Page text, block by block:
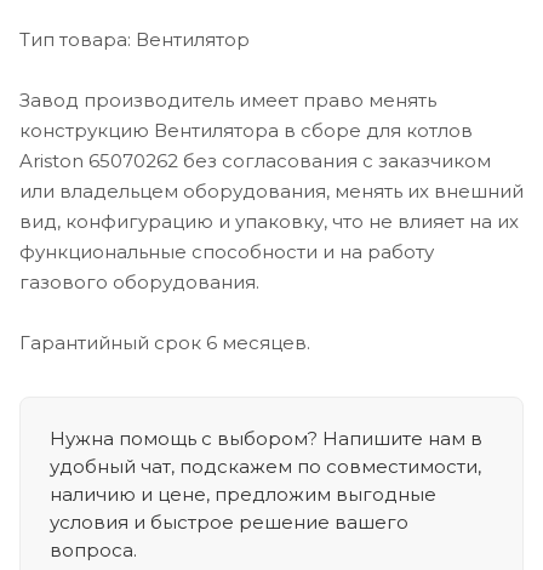
Тип товара: Вентилятор
Завод производитель имеет право менять
конструкцию Вентилятора в сборе для котлов
Ariston 65070262 без согласования с заказчиком
или владельцем оборудования, менять их внешний
вид, конфигурацию и упаковку, что не влияет на их
функциональные способности и на работу
газового оборудования.
Гарантийный срок 6 месяцев.
Нужна помощь с выбором? Напишите нам в
удобный чат, подскажем по совместимости,
наличию и цене, предложим выгодные
условия и быстрое решение вашего
вопроса.